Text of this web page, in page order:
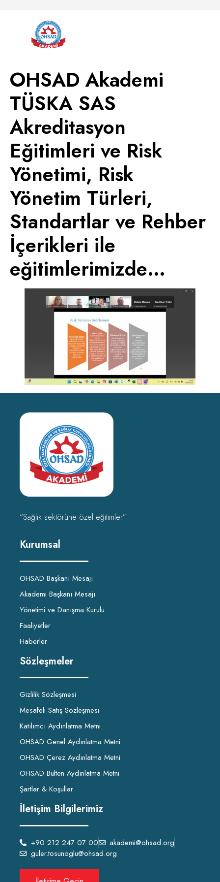
OHSAD Akademi
TÜSKA SAS
Akreditasyon
Eğitimleri ve Risk
Yönetimi, Risk
Yönetim Türleri,
Standartlar ve Rehber
İçerikleri ile
eğitimlerimizde…
“Sağlık sektörüne özel eğitimler”
Kurumsal
OHSAD Başkanı Mesajı
Akademi Başkanı Mesajı
Yönetimi ve Danışma Kurulu
Faaliyetler
Haberler
Sözleşmeler
Gizlilik Sözleşmesi
Mesafeli Satış Sözleşmesi
Katılımcı Aydınlatma Metni
OHSAD Genel Aydınlatma Metni
OHSAD Çerez Aydınlatma Metni
OHSAD Bülten Aydınlatma Metni
Şartlar & Koşullar
İletişim Bilgilerimiz
+90 212 247 07 00
akademi@ohsad.org
guler.tosunoglu@ohsad.org